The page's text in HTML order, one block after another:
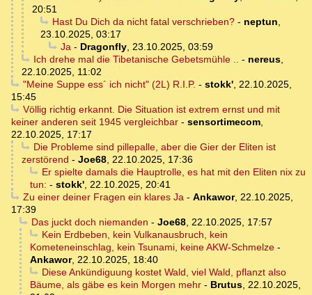
20:51
Hast Du Dich da nicht fatal verschrieben?- neptun,
23.10.2025, 03:17
Ja- Dragonfly, 23.10.2025, 03:59
Ich drehe mal die Tibetanische Gebetsmühle .. - nereus,
22.10.2025, 11:02
"Meine Suppe ess´ ich nicht" (2L) R.I.P. - stokk', 22.10.2025,
15:45
Völlig richtig erkannt. Die Situation ist extrem ernst und mit
keiner anderen seit 1945 vergleichbar - sensortimecom,
22.10.2025, 17:17
Die Probleme sind pillepalle, aber die Gier der Eliten ist
zerstörend - Joe68, 22.10.2025, 17:36
Er spielte damals die Hauptrolle, es hat mit den Eliten nix zu
tun: - stokk', 22.10.2025, 20:41
Zu einer deiner Fragen ein klares Ja- Ankawor, 22.10.2025,
17:39
Das juckt doch niemanden - Joe68, 22.10.2025, 17:57
Kein Erdbeben, kein Vulkanausbruch, kein
Kometeneinschlag, kein Tsunami, keine AKW-Schmelze -
Ankawor, 22.10.2025, 18:40
Diese Ankündiguung kostet Wald, viel Wald, pflanzt also
Bäume, als gäbe es kein Morgen mehr - Brutus, 22.10.2025,